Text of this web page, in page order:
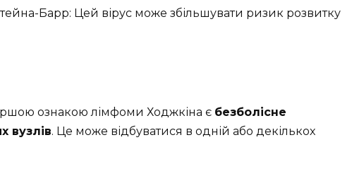
Барр: Цей вірус може збільшувати ризик розвитку
ознакою лімфоми Ходжкіна є безболісне
вузлів. Це може відбуватися в одній або декількох